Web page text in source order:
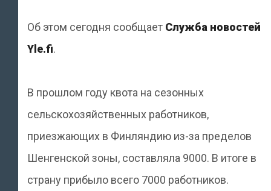
Об этом сегодня сообщает Служба новостей
Yle.fi.
В прошлом году квота на сезонных
сельскохозяйственных работников,
приезжающих в Финляндию из-за пределов
Шенгенской зоны, составляла 9000. В итоге в
страну прибыло всего 7000 работников.